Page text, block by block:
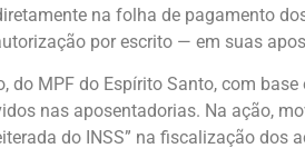
na folha de pagamento
por escrito — em suas
MPF do Espírito Santo, com
nas aposentadorias. Na ação,
do INSS” na fiscalização dos